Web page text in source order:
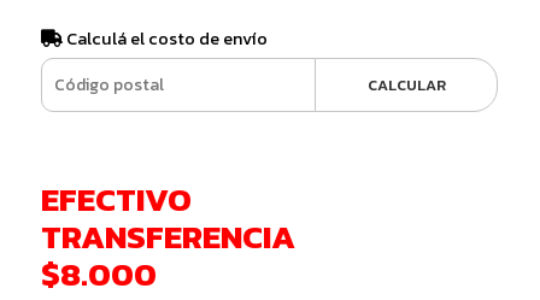
Calculá el costo de envío
CALCULAR
EFECTIVO
TRANSFERENCIA
$8.000